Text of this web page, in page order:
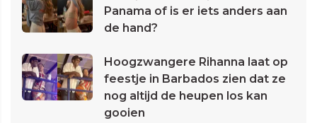
Panama of is er iets anders aan
de hand?
Hoogzwangere Rihanna laat op
feestje in Barbados zien dat ze
nog altijd de heupen los kan
gooien